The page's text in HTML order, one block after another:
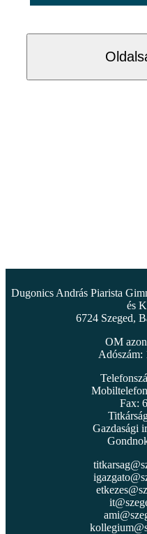
Dugonics András Piarista
és
6724 Szeged,
OM
Adószám:
Fax:
Gazdasági